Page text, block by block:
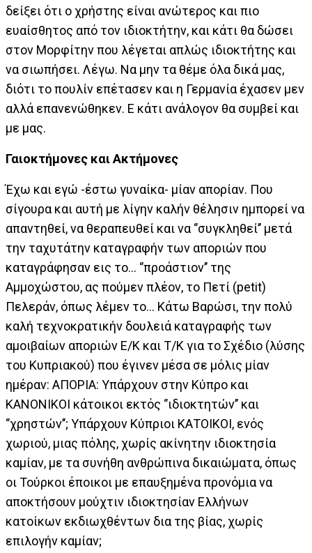
δείξει ότι ο χρήστης είναι ανώτερος και πιο
ευαίσθητος από τον ιδιοκτήτην, και κάτι θα δώσει
στον Μορφίτην που λέγεται απλώς ιδιοκτήτης και
να σιωπήσει. Λέγω. Να μην τα θέμε όλα δικά μας,
διότι το πουλίν επέτασεν και η Γερμανία έχασεν μεν
αλλά επανενώθηκεν. Ε κάτι ανάλογον θα συμβεί και
με μας.
Γαιοκτήμονες και Ακτήμονες
Έχω και εγώ -έστω γυναίκα- μίαν απορίαν. Που
σίγουρα και αυτή με λίγην καλήν θέλησιν ημπορεί να
απαντηθεί, να θεραπευθεί και να ‘’συγκληθεί’’ μετά
την ταχυτάτην καταγραφήν των αποριών που
καταγράφησαν εις το... ‘’προάστιον’’ της
Αμμοχώστου, ας πούμεν πλέον, το Πετί (petit)
Πελεράν, όπως λέμεν το... Κάτω Βαρώσι, την πολύ
καλή τεχνοκρατικήν δουλειά καταγραφής των
αμοιβαίων αποριών Ε/Κ και Τ/Κ για το Σχέδιο (λύσης
του Κυπριακού) που έγινεν μέσα σε μόλις μίαν
ημέραν: ΑΠΟΡΙΑ: Υπάρχουν στην Κύπρο και
ΚΑΝΟΝΙΚΟΙ κάτοικοι εκτός ‘’ιδιοκτητών’’ και
‘’χρηστών’’; Υπάρχουν Κύπριοι ΚΑΤΟΙΚΟΙ, ενός
χωριού, μιας πόλης, χωρίς ακίνητην ιδιοκτησία
καμίαν, με τα συνήθη ανθρώπινα δικαιώματα, όπως
οι Τούρκοι έποικοι με επαυξημένα προνόμια να
αποκτήσουν μούχτιν ιδιοκτησίαν Ελλήνων
κατοίκων εκδιωχθέντων δια της βίας, χωρίς
επιλογήν καμίαν;